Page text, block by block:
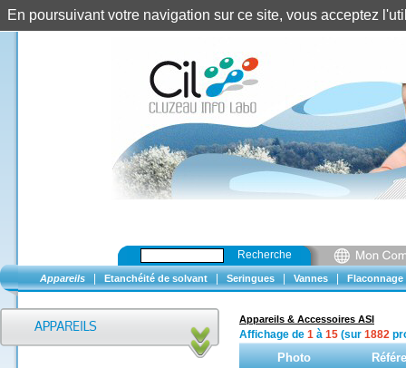
Recherche
Appareils Etanchéité de solvant Seringues Vannes Flaconnage
Appareils & Accessoires ASI
Affichage de 1 à 15 (sur 1882
Photo
En poursuivant votre navigation sur ce site, vous acceptez